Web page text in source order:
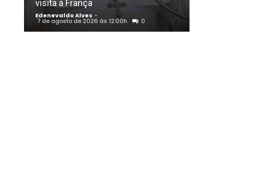
visita à França
Edenevaldo Alves -
7 de agosto de 2026 às 12:00h 0